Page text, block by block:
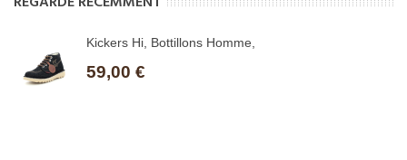
Kickers Hi, Bottillons Homme,
59,00 €